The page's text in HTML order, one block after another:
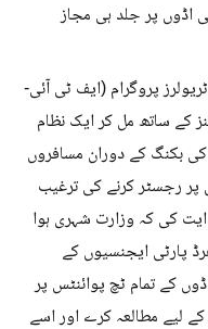
اڈوں پر جلد ہی مجاز
پروگرام (ایف ٹی آئی-
کے ساتھ مل کر ایک نظام
کی بکنگ کے دوران مسافروں
رجسٹر کرنے کی ترغیب
کی کہ وزارت شہری ہوا
پارٹی ایجنسیوں کے
کے تمام ٹچ پوائنٹس پر
کے لیے مطالعہ کرے اور اسے